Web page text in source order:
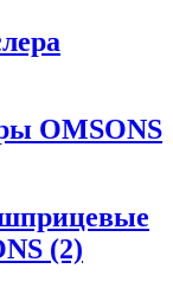
OMSONS
(2)